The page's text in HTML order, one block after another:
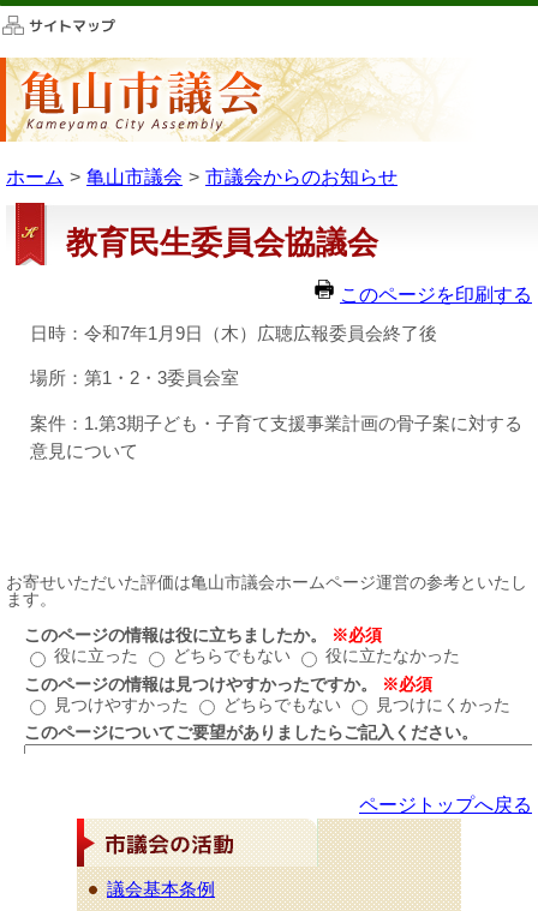
ホーム 亀山市議会 市議会からのお知らせ
教育民生委員会協議会
このページを印刷する
日時：令和7年1月9日（木）広聴広報委員会終了後
場所：第1・2・3委員会室
案件：1.第3期子ども・子育て支援事業計画の骨子案に対する
意見について
ページトップへ戻る
議会基本条例